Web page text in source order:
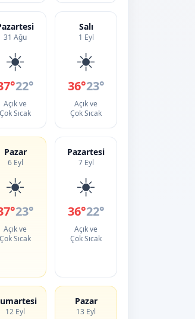
31 Ağu
☀️
22°
Açık ve
Çok Sıcak
Salı
1 Eyl
☀️
36°23°
Açık ve
Çok Sıcak
Pazar
6 Eyl
☀️
23°
Açık ve
Çok Sıcak
Pazartesi
7 Eyl
☀️
36°22°
Açık ve
Çok Sıcak
12 Eyl
Pazar
13 Eyl